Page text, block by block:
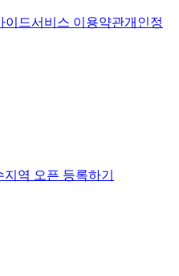
이드서비스 이용약관개인정
지역 오픈 등록하기